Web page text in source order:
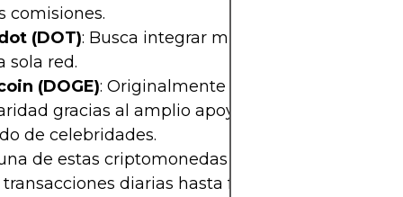
comisiones.
(DOT): Busca integrar múltiples cadenas de
sola red.
(DOGE): Originalmente una broma, ganó
gracias al amplio apoyo de la comunidad
de celebridades.
de estas criptomonedas tiene diferentes
transacciones diarias hasta facilitar contratos